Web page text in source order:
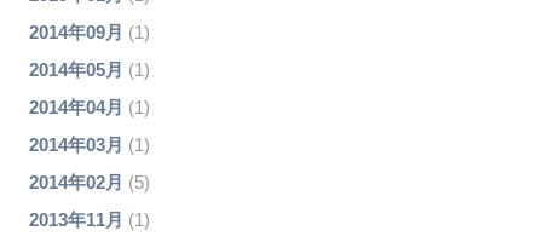
2014年09月 (1)
2014年05月 (1)
2014年04月 (1)
2014年03月 (1)
2014年02月 (5)
2013年11月 (1)